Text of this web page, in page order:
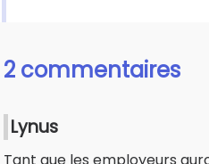
2 commentaires
Lynus